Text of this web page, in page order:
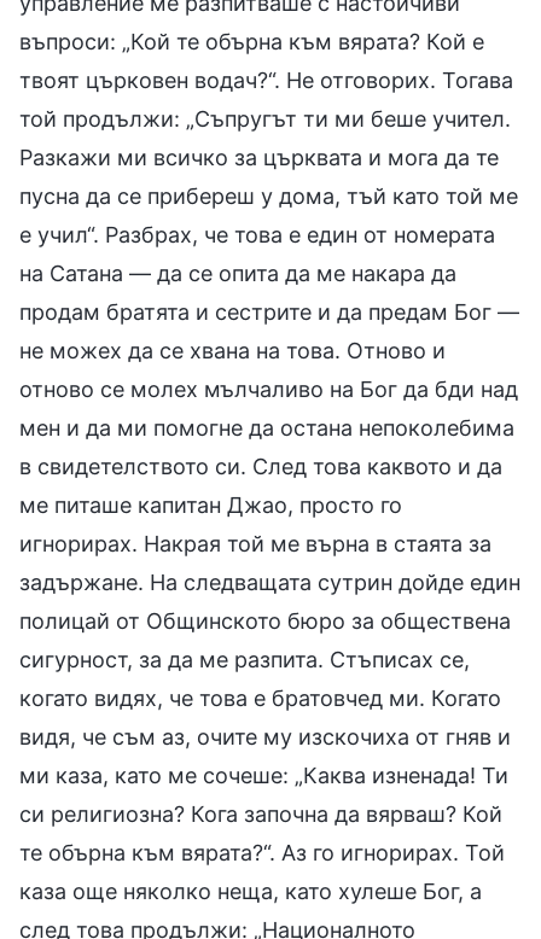
въпроси: „Кой те обърна към вярата? Кой е
твоят църковен водач?“. Не отговорих. Тогава
той продължи: „Съпругът ти ми беше учител.
Разкажи ми всичко за църквата и мога да те
пусна да се прибереш у дома, тъй като той ме
е учил“. Разбрах, че това е един от номерата
на Сатана — да се опита да ме накара да
продам братята и сестрите и да предам Бог —
не можех да се хвана на това. Отново и
отново се молех мълчаливо на Бог да бди над
мен и да ми помогне да остана непоколебима
в свидетелството си. След това каквото и да
ме питаше капитан Джао, просто го
игнорирах. Накрая той ме върна в стаята за
задържане. На следващата сутрин дойде един
полицай от Общинското бюро за обществена
сигурност, за да ме разпита. Стъписах се,
когато видях, че това е братовчед ми. Когато
видя, че съм аз, очите му изскочиха от гняв и
ми каза, като ме сочеше: „Каква изненада! Ти
си религиозна? Кога започна да вярваш? Кой
те обърна към вярата?“. Аз го игнорирах. Той
каза още няколко неща, като хулеше Бог, а
след това продължи: „Националното